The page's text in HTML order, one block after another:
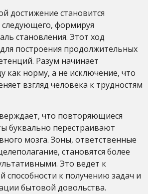
достижение становится
формируя
становления. Этот ход
построения продолжительных
Разум начинает
как норму, а не исключение, что
взгляд человека к трудностям
что повторяющиеся
буквально перестраивают
мозга. Зоны, ответственные
становятся более
Это ведет к
к получению задач и
бытовой довольства.